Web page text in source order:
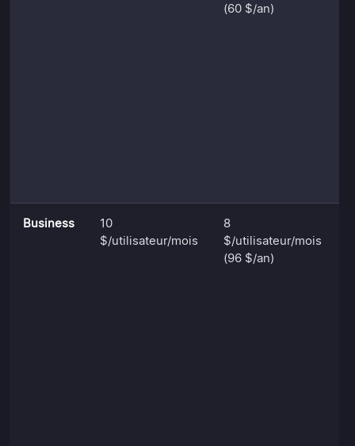
(60 $/an)
Business
10
$/utilisateur/mois
8
$/utilisateur/mois
(96 $/an)